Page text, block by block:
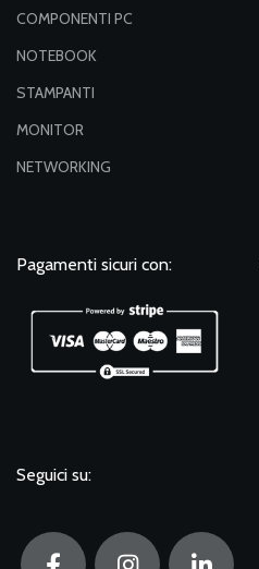
COMPONENTI PC
NOTEBOOK
STAMPANTI
MONITOR
NETWORKING
Pagamenti sicuri con:
Seguici su: